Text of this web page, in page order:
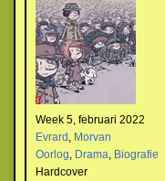
Week 5, februari 2022
Evrard , Morvan
Oorlog, Drama, Biografie
Hardcover